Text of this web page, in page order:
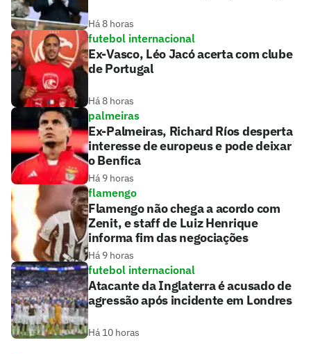
Há 8 horas
futebol internacional
Ex-Vasco, Léo Jacó acerta com clube
de Portugal
Há 8 horas
palmeiras
Ex-Palmeiras, Richard Ríos desperta
interesse de europeus e pode deixar
o Benfica
Há 9 horas
flamengo
Flamengo não chega a acordo com
Zenit, e staff de Luiz Henrique
informa fim das negociações
Há 9 horas
futebol internacional
Atacante da Inglaterra é acusado de
agressão após incidente em Londres
Há 10 horas